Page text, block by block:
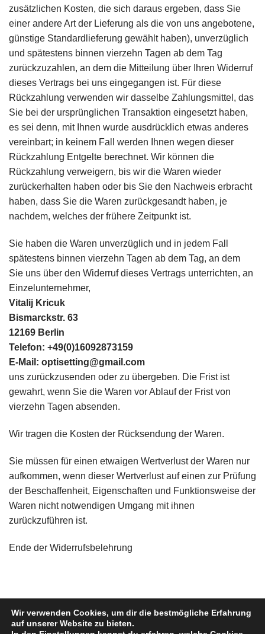
zusätzlichen Kosten, die sich daraus ergeben, dass Sie
einer andere Art der Lieferung als die von uns angebotene,
günstige Standardlieferung gewählt haben), unverzüglich
und spätestens binnen vierzehn Tagen ab dem Tag
zurückzuzahlen, an dem die Mitteilung über Ihren Widerruf
dieses Vertrags bei uns eingegangen ist. Für diese
Rückzahlung verwenden wir dasselbe Zahlungsmittel, das
Sie bei der ursprünglichen Transaktion eingesetzt haben,
es sei denn, mit Ihnen wurde ausdrücklich etwas anderes
vereinbart; in keinem Fall werden Ihnen wegen dieser
Rückzahlung Entgelte berechnet. Wir können die
Rückzahlung verweigern, bis wir die Waren wieder
zurückerhalten haben oder bis Sie den Nachweis erbracht
haben, dass Sie die Waren zurückgesandt haben, je
nachdem, welches der frühere Zeitpunkt ist.
Sie haben die Waren unverzüglich und in jedem Fall
spätestens binnen vierzehn Tagen ab dem Tag, an dem
Sie uns über den Widerruf dieses Vertrags unterrichten, an
Einzelunternehmer,
Vitalij Kricuk
Bismarckstr. 63
12169 Berlin
Telefon: +49(0)16092873159
E-Mail: optisetting@gmail.com
uns zurückzusenden oder zu übergeben. Die Frist ist
gewahrt, wenn Sie die Waren vor Ablauf der Frist von
vierzehn Tagen absenden.
Wir tragen die Kosten der Rücksendung der Waren.
Sie müssen für einen etwaigen Wertverlust der Waren nur
aufkommen, wenn dieser Wertverlust auf einen zur Prüfung
der Beschaffenheit, Eigenschaften und Funktionsweise der
Waren nicht notwendigen Umgang mit ihnen
zurückzuführen ist.
Ende der Widerrufsbelehrung
Wir verwenden Cookies, um dir die bestmögliche Erfahrung
auf unserer Website zu bieten.